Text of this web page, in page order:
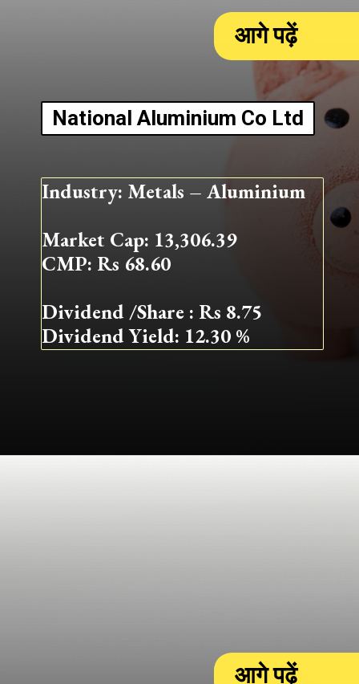
Industry: Metals – Aluminium
Market Cap: 13,306.39
CMP: Rs 68.60
Dividend /Share : Rs 8.75
Dividend Yield: 12.30 %
National Aluminium Co Ltd
आगे पढ़ें
आगे पढ़ें